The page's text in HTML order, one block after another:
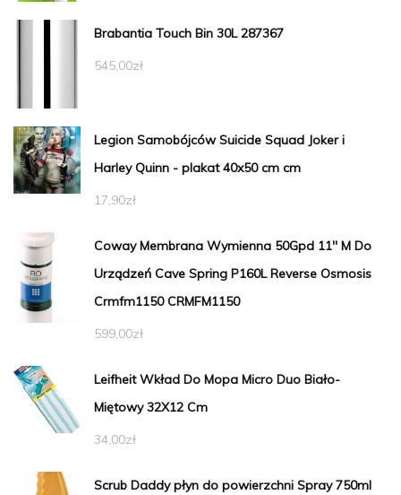
Brabantia Touch Bin 30L 287367
545,00zł
Legion Samobójców Suicide Squad Joker i
Harley Quinn - plakat 40x50 cm cm
17,90zł
Coway Membrana Wymienna 50Gpd 11'' M Do
Urządzeń Cave Spring P160L Reverse Osmosis
Crmfm1150 CRMFM1150
599,00zł
Leifheit Wkład Do Mopa Micro Duo Biało-
Miętowy 32X12 Cm
34,00zł
Scrub Daddy płyn do powierzchni Spray 750ml